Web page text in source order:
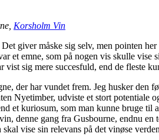
Korsholm Vin
giver måske sig selv, men pointen
et emne, som på nogen vis skulle
sig mere succesfuld, end de fleste
der har vundet frem. Jeg husker
Nyetimber, udviste et stort potentiale
et kuriosum, som man kunne bruge
denne gang fra Gusbourne, endnu
vise sin relevans på det vinøse